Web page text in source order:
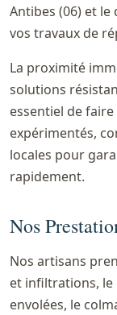
Antibes (06) et
vos travaux de
La proximité
solutions
essentiel de
expérimentés,
locales pour
rapidement.
Nos
Nos artisans
et infiltrations, le
envolées, le